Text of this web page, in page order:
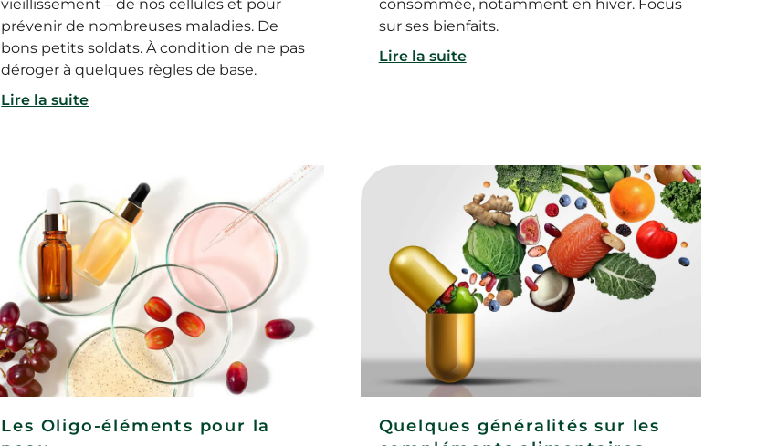
vieillissement – de nos cellules et pour
prévenir de nombreuses maladies. De
bons petits soldats. À condition de ne pas
déroger à quelques règles de base.
Lire la suite
consommée, notamment en hiver. Focus
sur ses bienfaits.
Lire la suite
Les Oligo-éléments pour la
Quelques généralités sur les